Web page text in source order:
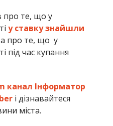
про те, що у
у ставку знайшли
про те, що у
під час купання
канал Інформатор
і дізнавайтеся
міста.